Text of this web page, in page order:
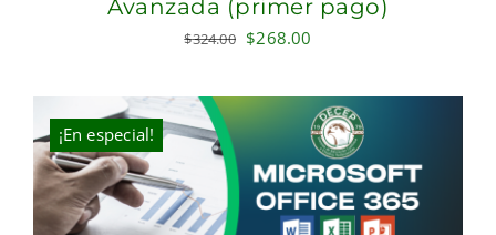
Avanzada (primer pago)
$324.00 Original
was:
$324.00.
$268.00
is:
$268.00.
¡En especial!